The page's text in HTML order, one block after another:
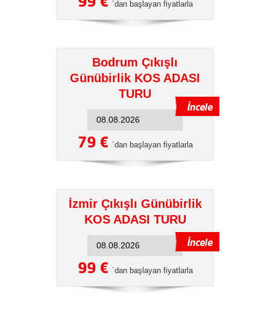
99 € ´dan başlayan fiyatlarla
Bodrum Çıkışlı
Günübirlik KOS ADASI
TURU
79 € ´dan başlayan fiyatlarla
İzmir Çıkışlı Günübirlik
KOS ADASI TURU
99 € ´dan başlayan fiyatlarla